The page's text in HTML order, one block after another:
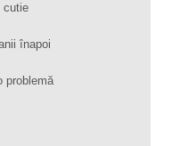
cutie
înapoi
problemă